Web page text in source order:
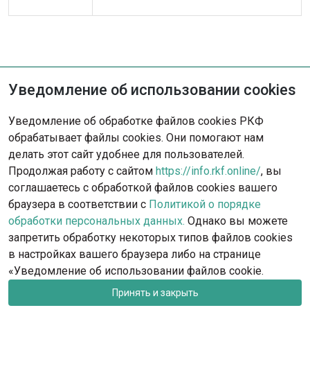
Опишите ситуацию - наша команда
Обратиться в поддержку
Уведомление об использовании cookies
Уведомление об обработке файлов cookies РКФ
обрабатывает файлы cookies. Они помогают нам
делать этот сайт удобнее для пользователей.
Продолжая работу с сайтом https://info.rkf.online/, вы
соглашаетесь с обработкой файлов cookies вашего
браузера в соответствии с Политикой о порядке
обработки персональных данных. Однако вы можете
запретить обработку некоторых типов файлов cookies
в настройках вашего браузера либо на странице
«Уведомление об использовании файлов cookie.
Принять и закрыть